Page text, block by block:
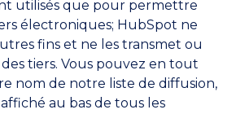
utilisés que pour permettre
électroniques; HubSpot ne
fins et ne les transmet ou
tiers. Vous pouvez en tout
nom de notre liste de diffusion,
au bas de tous les